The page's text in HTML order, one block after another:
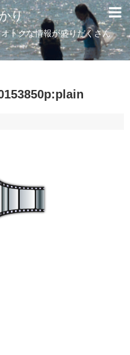
り
トクな情報が盛りだくさん